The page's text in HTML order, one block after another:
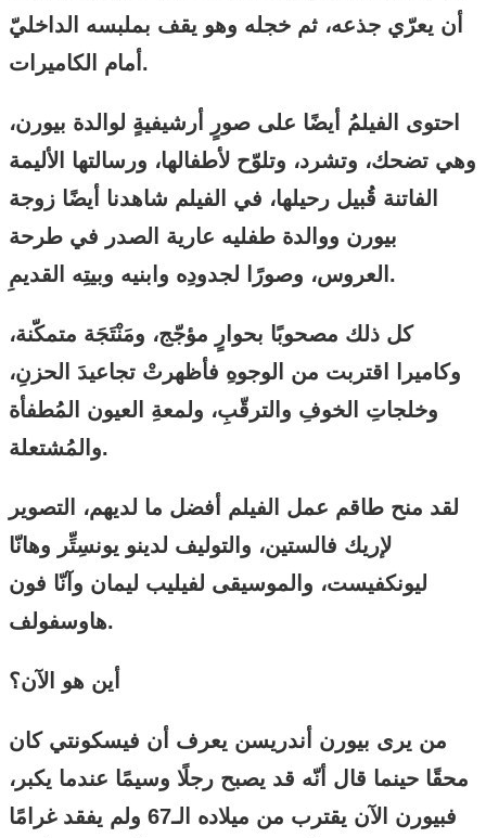
أن يعرّي جذعه، ثم خجله وهو يقف بملبسه الداخليّ
أمام الكاميرات.
احتوى الفيلمُ أيضًا على صورٍ أرشيفيةٍ لوالدة بيورن،
وهي تضحك، وتشرد، وتلوّح لأطفالها، ورسالتها الأليمة
الفاتنة قُبيل رحيلها، في الفيلم شاهدنا أيضًا زوجة
بيورن ووالدة طفليه عارية الصدر في طرحة
العروس، وصورًا لجدودِه وابنيه وبيتِه القديمِ.
كل ذلك مصحوبًا بحوارٍ مؤجّج، ومَنْتَجَة متمكّنة،
وكاميرا اقتربت من الوجوهِ فأظهرتْ تجاعيدَ الحزنِ،
وخلجاتِ الخوفِ والترقّبِ، ولمعةِ العيون المُطفأة
والمُشتعلة.
لقد منح طاقم عمل الفيلم أفضل ما لديهم، التصوير
لإريك فالستين، والتوليف لدينو يونسِتِّر وهانّا
ليونكفيست، والموسيقى لفيليب ليمان وآنّا فون
هاوسفولف.
أين هو الآن؟
من يرى بيورن أندريسن يعرف أن فيسكونتي كان
محقًا حينما قال أنّه قد يصبح رجلًا وسيمًا عندما يكبر،
فبيورن الآن يقترب من ميلاده الـ67 ولم يفقد غرامًا